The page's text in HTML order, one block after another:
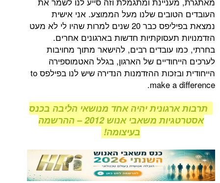
שלנו מעל הממוצע. אני אישית
נמצאת בפיליפס כבר 20 שנים למרות שהיו לי לא מעט
תעסוקתיות חדשות בארגונים אחרים.
עובדים רבים, להישאר מתוך מחויבות
של הארגון, בגלל האטמוספירה
הייחודית ובזכות ההזדמנות הנדירה שיש לנו בפילפס to
make a
יהיה אחד מנושאי הליבה בכנס
אסטרטגיות משאבי אנוש 2012 – ההרשמה